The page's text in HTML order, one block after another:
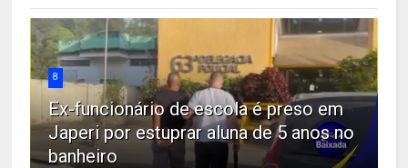
8
Ex-funcionário de escola é preso em
Japeri por estuprar aluna de 5 anos no
banheiro